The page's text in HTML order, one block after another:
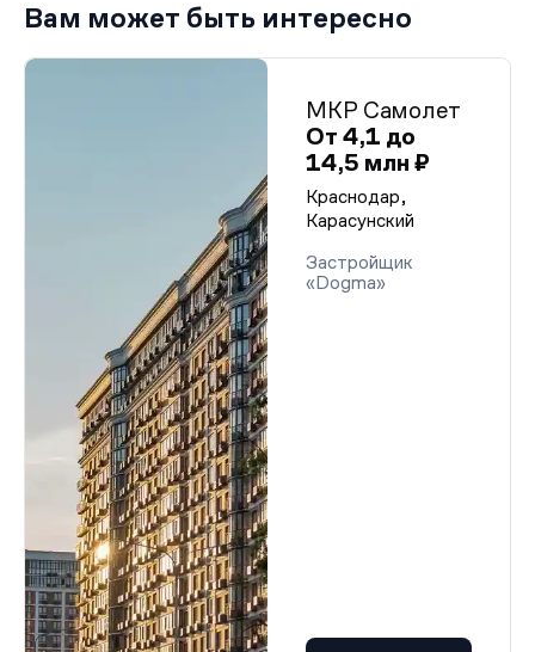
Вам может быть интересно
МКР Самолет
От 4,1 до
14,5 млн ₽
Краснодар,
Карасунский
Застройщик
«Dogma»